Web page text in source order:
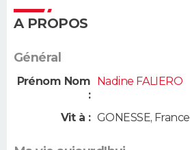
A PROPOS
Général
Prénom Nom
:
Nadine FALIERO
Vit à : GONESSE, France